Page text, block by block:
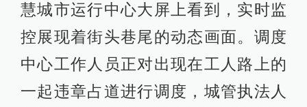
慧城市运行中心大屏上看到，实时监
控展现着街头巷尾的动态画面。调度
中心工作人员正对出现在工人路上的
一起违章占道进行调度，城管执法人